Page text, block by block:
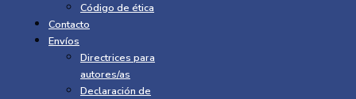
Código de ética
Contacto
Envíos
Directrices para
autores/as
Declaración de